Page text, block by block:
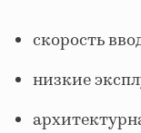
скорость
низкие